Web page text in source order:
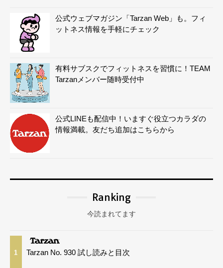
公式ウェブマガジン「Tarzan Web」も。フィ
ットネス情報を手軽にチェック
有料サブスクでフィットネスを習慣に！TEAM
Tarzanメンバー随時受付中
公式LINEも配信中！いますぐ役立つカラダの
情報満載。友だち追加はこちらから
Ranking
今読まれてます
1 Tarzan No. 930 試し読みと目次